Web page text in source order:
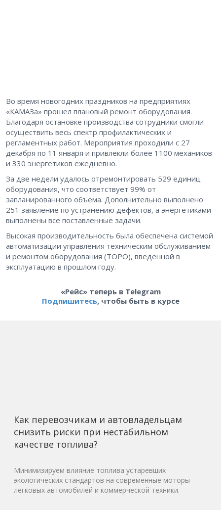
Во время новогодних праздников на предприятиях
«КАМАЗа» прошел плановый ремонт оборудования.
Благодаря остановке производства сотрудники смогли
осуществить весь спектр профилактических и
регламентных работ. Мероприятия проходили с 27
декабря по 11 января и привлекли более 1100 механиков
и 330 энергетиков ежедневно.
За две недели удалось отремонтировать 529 единиц
оборудования, что соответствует 99% от
запланированного объема. Дополнительно выполнено
251 заявление по устранению дефектов, а энергетиками
выполнены все поставленные задачи.
Высокая производительность была обеспечена системой
автоматизации управления техническим обслуживанием
и ремонтом оборудования (ТОРО), введенной в
эксплуатацию в прошлом году.
«Рейс» теперь в Telegram
Подпишитесь, чтобы быть в курсе
Как перевозчикам и автовладельцам
снизить риски при нестабильном
качестве топлива?
Минимизируем влияние топлива устаревших
экологических стандартов на современные моторы
легковых автомобилей и коммерческой техники.